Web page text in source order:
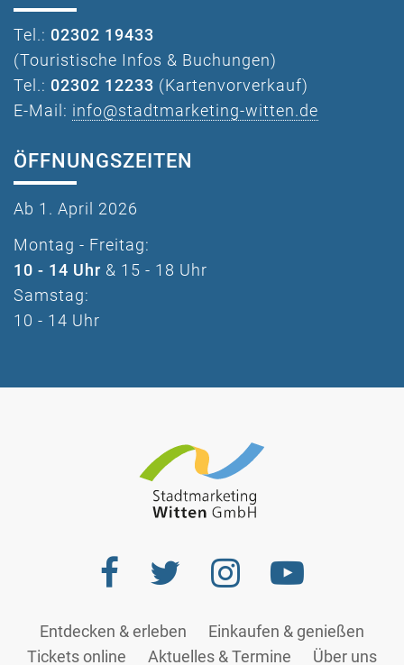
Tel.: 02302 19433
(Touristische Infos & Buchungen)
Tel.: 02302 12233 (Kartenvorverkauf)
E-Mail: info@stadtmarketing-witten.de
ÖFFNUNGSZEITEN
Ab 1. April 2026
Montag - Freitag:
10 - 14 Uhr & 15 - 18 Uhr
Samstag:
10 - 14 Uhr
Entdecken & erleben
Einkaufen & genießen
Tickets online
Aktuelles & Termine Über uns